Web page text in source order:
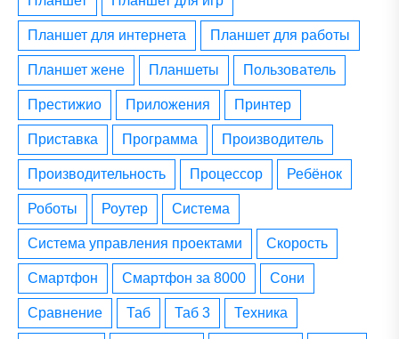
планшет для интернета планшет для работы
планшет жене планшеты пользователь
престижио приложения принтер
приставка программа производитель
производительность процессор ребёнок
роботы роутер система
система управления проектами скорость
смартфон смартфон за 8000 сони
сравнение таб таб 3 техника